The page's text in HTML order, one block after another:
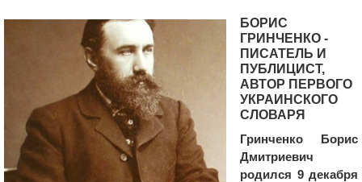
БОРИС
ГРИНЧЕНКО -
ПИСАТЕЛЬ И
ПУБЛИЦИСТ,
АВТОР ПЕРВОГО
УКРАИНСКОГО
СЛОВАРЯ
Гринченко Борис
Дмитриевич
родился 9 декабря